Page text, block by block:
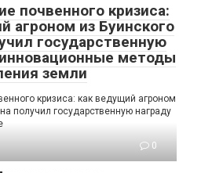
почвенного кризиса:
агроном из Буинского
государственную
методы
земли
кризиса: как ведущий агроном
получил государственную награду
0